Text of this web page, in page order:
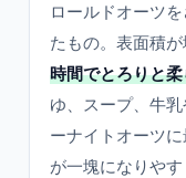
ロールドオーツ
たもの。表面積が
時間でとろりと
ゆ、スープ、牛
ーナイトオーツ
が一塊になりやす